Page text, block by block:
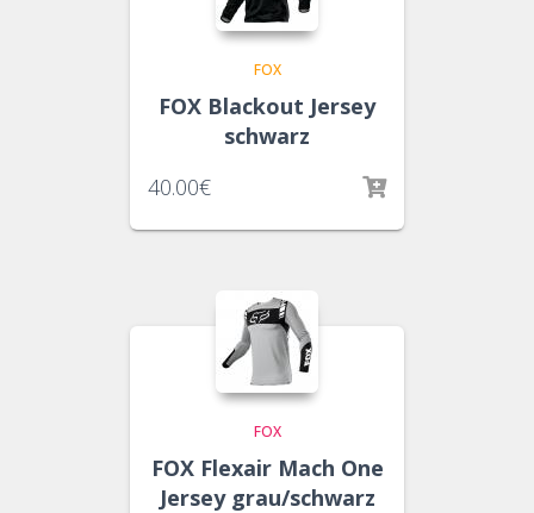
FOX
FOX Blackout Jersey
schwarz
40.00€
FOX
FOX Flexair Mach One
Jersey grau/schwarz